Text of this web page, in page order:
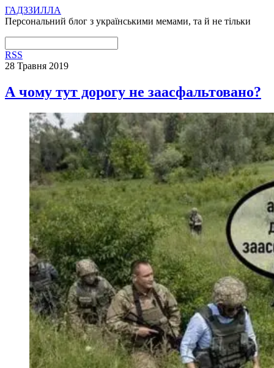
ГАДЗЗИЛЛА
Персональний блог з українськими мемами, та й не тільки
RSS
28 Травня 2019
А чому тут дорогу не заасфальтовано?